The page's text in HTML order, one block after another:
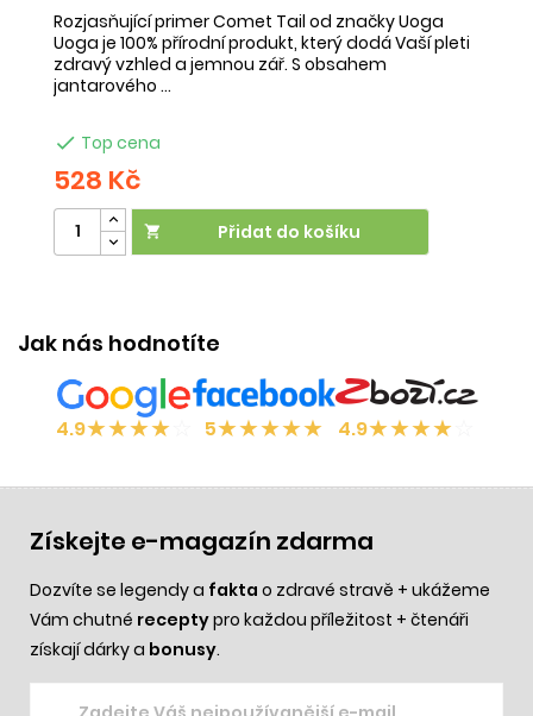
Rozjasňující primer Comet Tail od značky Uoga
Uoga je 100% přírodní produkt, který dodá Vaší pleti
zdravý vzhled a jemnou zář. S obsahem
jantarového ...
 Top cena
528 Kč
 Přidat do košíku
Jak nás hodnotíte
4.9★★★★ 5★★★★★ 4.9★★★★
Získejte e-magazín zdarma
Dozvíte se legendy a fakta o zdravé stravě + ukážeme
Vám chutné receptypro každou příležitost + čtenáři
získají dárky a bonusy.